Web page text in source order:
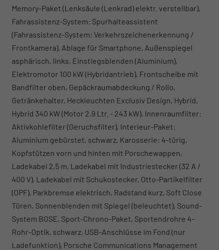
Memory-Paket (Lenksäule (Lenkrad) elektr. verstellbar),
Fahrassistenz-System: Spurhalteassistent
(Fahrassistenz-System: Verkehrszeichenerkennung /
Frontkamera), Ablage für Smartphone, Außenspiegel
asphärisch, links, Einstiegsblenden (Aluminium),
Elektromotor 100 kW (Hybridantrieb), Frontscheibe mit
Bandfilter oben, Gepäckraumabdeckung / Rollo,
Getränkehalter, Heckleuchten Exclusiv Design, Hybrid,
Hybrid 340 kW (Motor 2,9 Ltr. - 243 kW), Innenraumfilter:
Aktivkohlefilter (Geruchsfilter), Interieur-Paket:
Aluminium gebürstet, schwarz, Karosserie: 4-türig,
Kopfstützen vorn und hinten mit Porschewappen,
Ladekabel 2,5 m, Ladekabel mit Industriestecker (32 A /
400 V), Ladekabel mit Schukostecker, Otto-Partikelfilter
(OPF), Parkbremse elektrisch, Radstand kurz, Soft Close
Türen, Sonnenblenden mit Spiegel (beleuchtet), Sound-
System BOSE, Sport-Chrono-Paket, Sportendrohre 4-
Rohr-Optik, schwarz, USB-Anschlüsse im Fond (nur
Ladefunktion), Porsche Communications Management